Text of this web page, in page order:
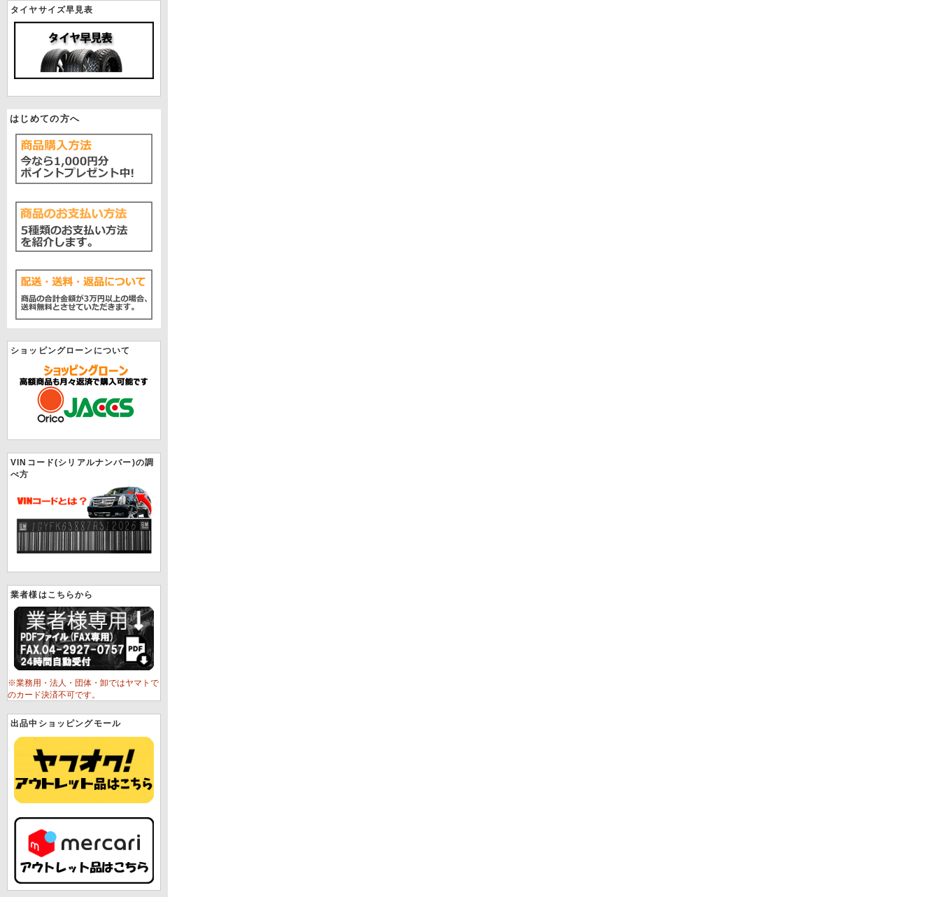
タイヤサイズ早見表
はじめての方へ
ショッピングローンについて
VINコード(シリアルナンバー)の調
べ方
業者様はこちらから
※業務用・法人・団体・卸ではヤマトで
のカード決済不可です。
出品中ショッピングモール